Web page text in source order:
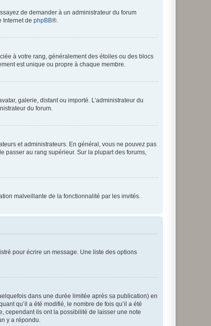
de demander à un administrateur du forum
Internet de phpBB®.
à votre rang, généralement des étoiles ou des blocs
est unique ou propre à chaque membre.
galerie, distant ou importé. L’administrateur du
du forum.
et administrateurs. En général, vous ne pouvez pas
passer au rang supérieur. Sur la plupart des forums,
malveillante de la fonctionnalité par les invités.
pour écrire un message. Une liste des options
dans une durée limitée après sa publication) en
qu’il a été modifié, le nombre de fois qu’il a été
cependant ils ont la possibilité de laisser une note
y a répondu.